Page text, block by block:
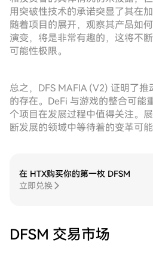
用突破性技术的承诺突显了其在
随着项目的展开，观察其产品如
演变，将是非常有趣的，这将不
可能性极限。
总之，DFS MAFIA (V2) 证明了
的存在。DeFi 与游戏的整合可能
个项目在发展过程中值得关注。
断发展的领域中等待着的变革可能
在 HTX购买你的第一枚 DFSM
立即兑换
DFSM 交易市场